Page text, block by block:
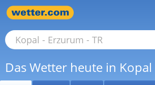
Das Wetter heute in Kopal